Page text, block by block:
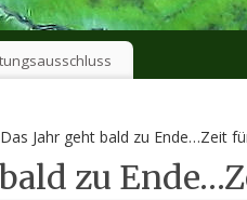
Jahr geht bald zu Ende…Zeit
zu